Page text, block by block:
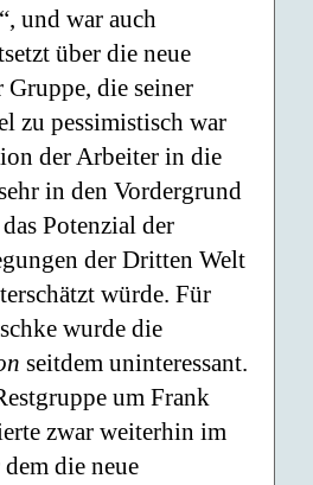
und war auch
über die neue
die seiner
zu pessimistisch war
der Arbeiter in die
in den Vordergrund
Potenzial der
der Dritten Welt
würde. Für
wurde die
seitdem uninteressant.
um Frank
zwar weiterhin im
die neue